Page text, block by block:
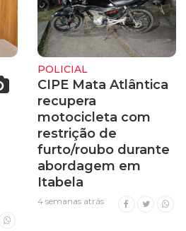
POLICIAL
CIPE Mata Atlântica
recupera
motocicleta com
restrição de
furto/roubo durante
abordagem em
Itabela
4 semanas atrás